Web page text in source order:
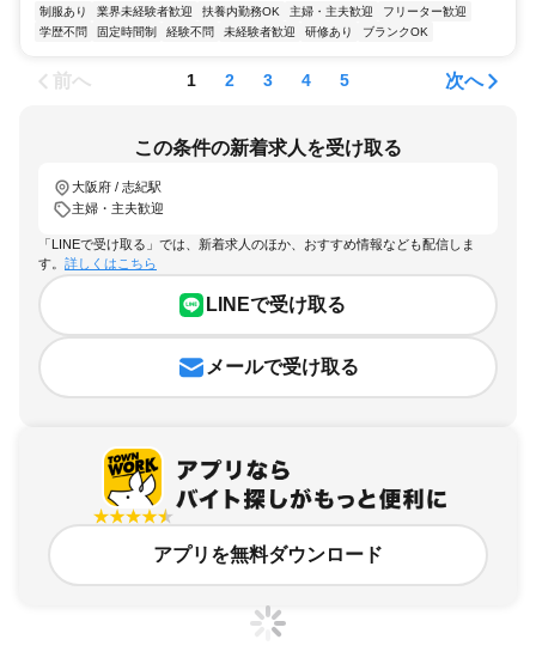
制服あり 業界未経験者歓迎 扶養内勤務OK 主婦・主夫歓迎
フリーター歓迎
学歴不問
固定時間制 経験不問 未経験者歓迎 研修あり ブランクOK
前へ 1 2 3 4 5 次へ
この条件の新着求人を受け取る
大阪府 / 志紀駅
主婦・主夫歓迎
「LINEで受け取る」では、新着求人のほか、おすすめ情報なども配信しま
す。 詳しくはこちら
LINEで受け取る
メールで受け取る
アプリを無料ダウンロード